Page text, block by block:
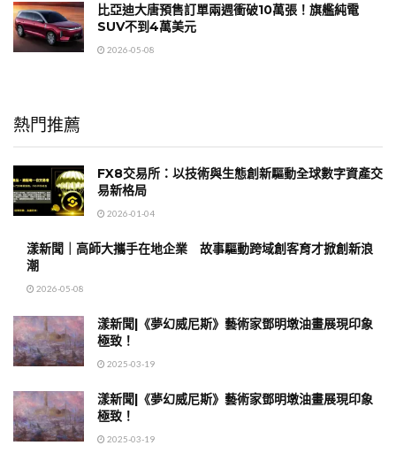
比亞迪大唐預售訂單兩週衝破10萬張！旗艦純電
SUV不到4萬美元
2026-05-08
熱門推薦
FX8交易所：以技術與生態創新驅動全球數字資產交
易新格局
2026-01-04
漾新聞｜高師大攜手在地企業 故事驅動跨域創客育才掀創新浪
潮
2026-05-08
漾新聞|《夢幻威尼斯》藝術家鄧明墩油畫展現印象
極致！
2025-03-19
漾新聞|《夢幻威尼斯》藝術家鄧明墩油畫展現印象
極致！
2025-03-19